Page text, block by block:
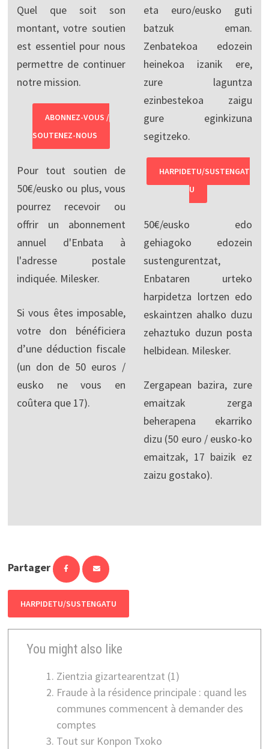
Quel que soit son
montant, votre soutien
est essentiel pour nous
permettre de continuer
notre mission.
ABONNEZ-VOUS /
SOUTENEZ-NOUS
Pour tout soutien de
50€/eusko ou plus, vous
pourrez recevoir ou
offrir un abonnement
annuel d'Enbata à
l'adresse postale
indiquée. Milesker.
Si vous êtes imposable,
votre don bénéficiera
d’une déduction fiscale
(un don de 50 euros /
eusko ne vous en
coûtera que 17).
eta euro/eusko guti
batzuk eman.
Zenbatekoa edozein
heinekoa izanik ere,
zure laguntza
ezinbestekoa zaigu
gure eginkizuna
segitzeko.
HARPIDETU/SUSTENGAT
U
50€/eusko edo
gehiagoko edozein
sustengurentzat,
Enbataren urteko
harpidetza lortzen edo
eskaintzen ahalko duzu
zehaztuko duzun posta
helbidean. Milesker.
Zergapean bazira, zure
emaitzak zerga
beherapena ekarriko
dizu (50 euro / eusko-ko
emaitzak, 17 baizik ez
zaizu gostako).
Partager
HARPIDETU/SUSTENGATU
You might also like
Zientzia gizartearentzat (1)
Fraude à la résidence principale : quand les
communes commencent à demander des
comptes
Tout sur Konpon Txoko